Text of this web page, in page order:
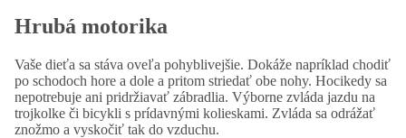
Hrubá motorika
Vaše dieťa sa stáva oveľa pohyblivejšie. Dokáže napríklad chodiť
po schodoch hore a dole a pritom striedať obe nohy. Hocikedy sa
nepotrebuje ani pridržiavať zábradlia. Výborne zvláda jazdu na
trojkolke či bicykli s prídavnými kolieskami. Zvláda sa odrážať
znožmo a vyskočiť tak do vzduchu.